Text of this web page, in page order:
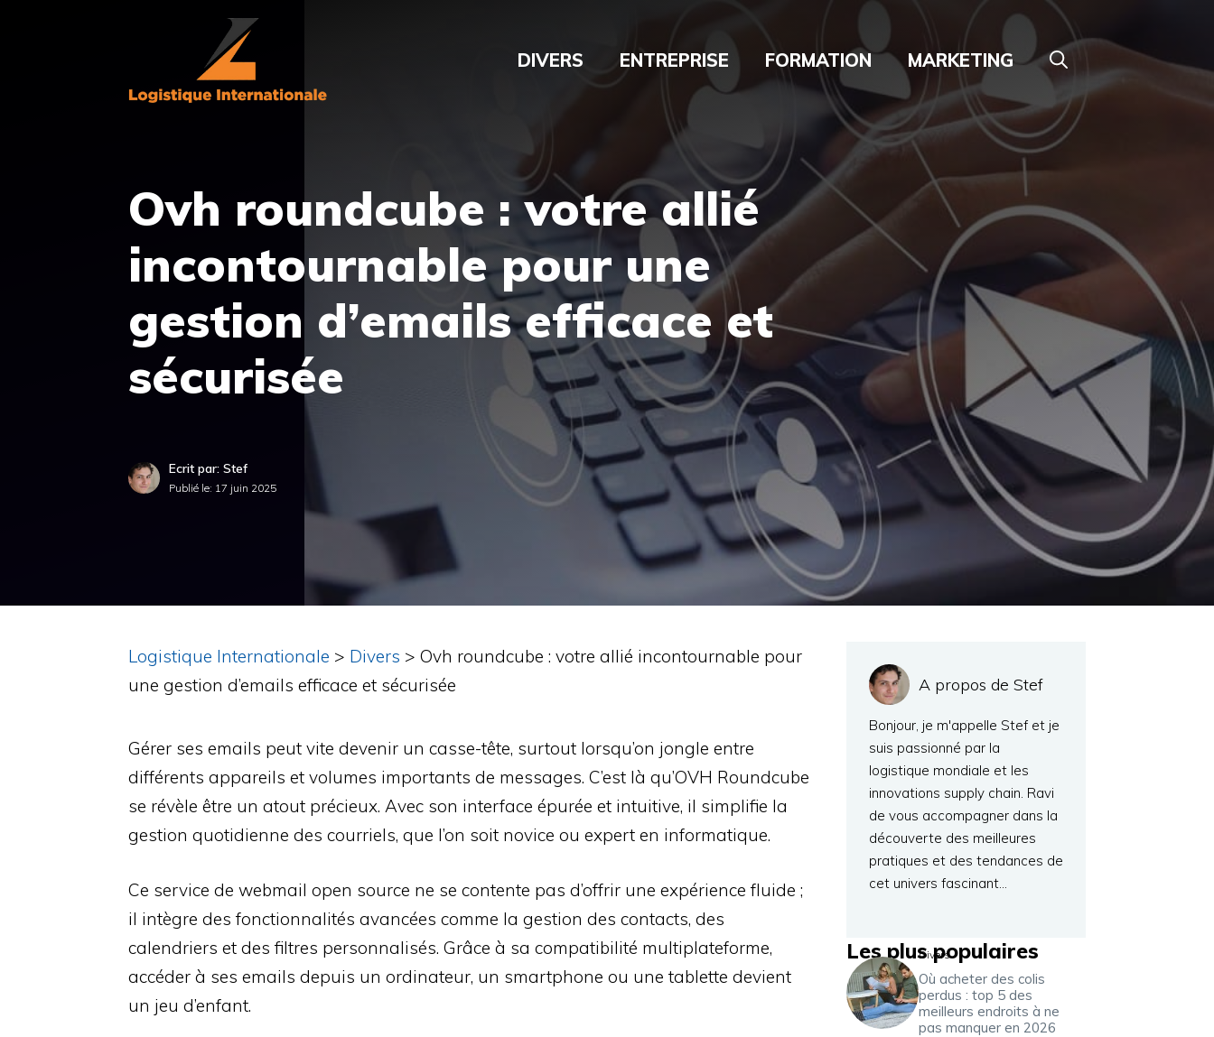
DIVERS ENTREPRISE FORMATION MARKETING
Ovh roundcube : votre allié
incontournable pour une
gestion d’emails efficace et
sécurisée
Ecrit par: Stef
Publié le: 17 juin 2025
Logistique Internationale > Divers > Ovh roundcube : votre allié incontournable pour
une gestion d’emails efficace et sécurisée
Gérer ses emails peut vite devenir un casse-tête, surtout lorsqu’on jongle entre
différents appareils et volumes importants de messages. C’est là qu’OVH Roundcube
se révèle être un atout précieux. Avec son interface épurée et intuitive, il simplifie la
gestion quotidienne des courriels, que l’on soit novice ou expert en informatique.
Ce service de webmail open source ne se contente pas d’offrir une expérience fluide ;
il intègre des fonctionnalités avancées comme la gestion des contacts, des
calendriers et des filtres personnalisés. Grâce à sa compatibilité multiplateforme,
accéder à ses emails depuis un ordinateur, un smartphone ou une tablette devient
un jeu d’enfant.
A propos de Stef
Bonjour, je m'appelle Stef et je
suis passionné par la
logistique mondiale et les
innovations supply chain. Ravi
de vous accompagner dans la
découverte des meilleures
pratiques et des tendances de
cet univers fascinant…
Les plus populaires
Divers
Où acheter des colis
perdus : top 5 des
meilleurs endroits à ne
pas manquer en 2026